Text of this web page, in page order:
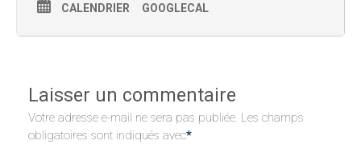
CALENDRIER GOOGLECAL
Laisser un commentaire
Votre adresse e-mail ne sera pas publiée. Les champs
obligatoires sont indiqués avec*